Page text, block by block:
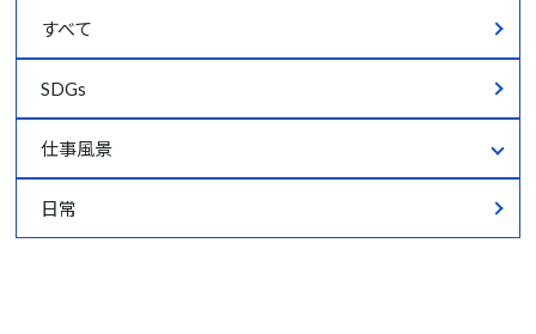
すべて
SDGs
仕事風景
仕事風景すべて
日常